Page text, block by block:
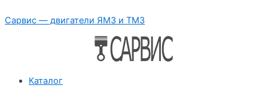
к
Сарвис — двигатели ЯМЗ и ТМЗ
Каталог